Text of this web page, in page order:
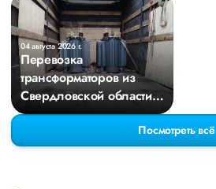
04 августа 2026 г.
Перевозка
трансформаторов из
Свердловской области в
Киров
Посмотреть всё